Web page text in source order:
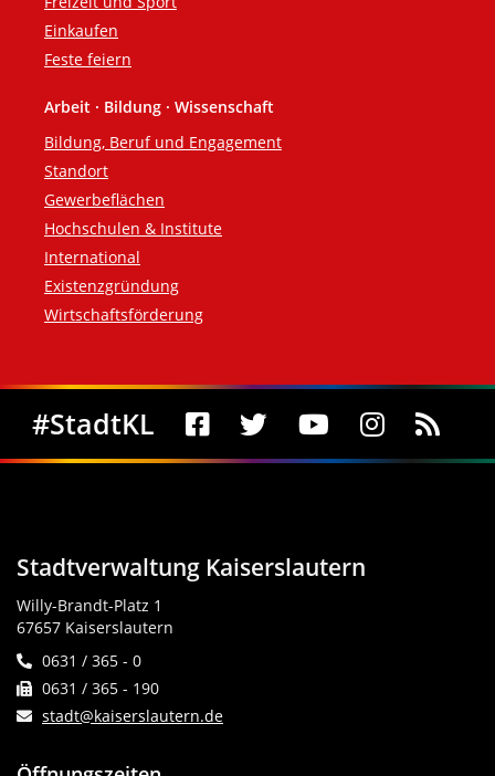
Einkaufen
Feste feiern
Arbeit · Bildung · Wissenschaft
Bildung, Beruf und Engagement
Standort
Gewerbeflächen
Hochschulen & Institute
International
Existenzgründung
Wirtschaftsförderung
Social Media
#StadtKL
Stadtverwaltung Kaiserslautern
Willy-Brandt-Platz 1
67657 Kaiserslautern
0631 / 365 - 0
0631 / 365 - 190
stadt@kaiserslautern.de